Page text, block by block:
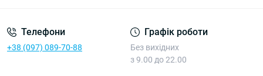
Телефони
+38 (097) 089-70-88
Графік роботи
Без вихідних
з 9.00 до 22.00